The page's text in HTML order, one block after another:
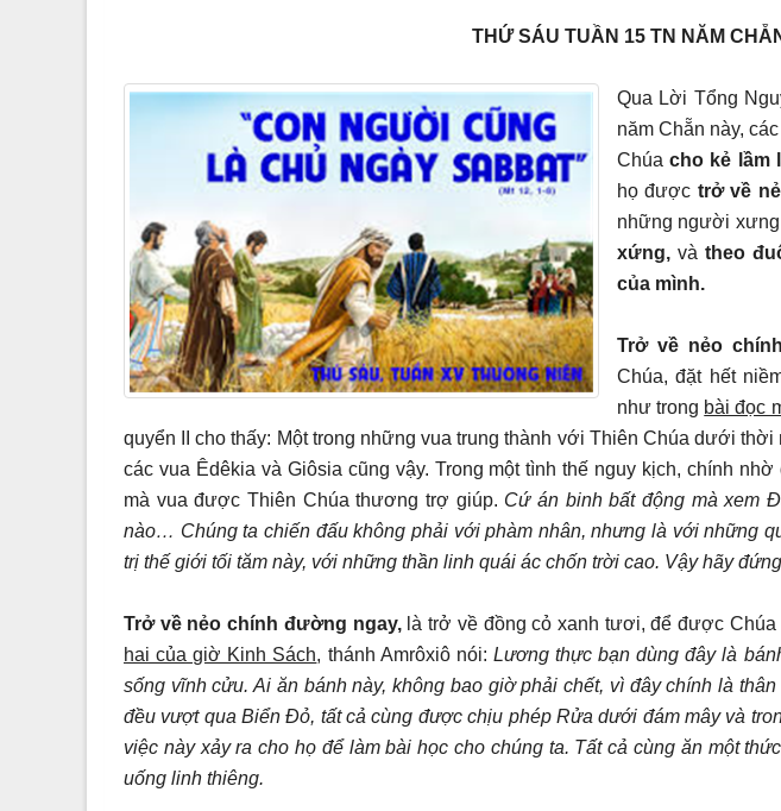
THỨ SÁU TUẦN 15 TN NĂM
Qua Lời Tổng
năm Chẵn này,
Chúacho kẻ lầm
họ được trở về
những người
xứng, vàtheo
của mình.
Trở về nẻo
Chúa, đặt hết
như trong bài đọc
quyển II cho thấy: Một trong những vua trung thành với Thiên Chúa dưới
các vua Êdêkia và Giôsia cũng vậy. Trong một tình thế nguy kịch, chính
mà vua được Thiên Chúa thương trợ giúp. Cứ án binh bất động mà xem
nào… Chúng ta chiến đấu không phải với phàm nhân, nhưng là với những
trị thế giới tối tăm này, với những thần linh quái ác chốn trời cao. Vậy hãy
Trở về nẻo chính đường ngay, là trở về đồng cỏ xanh tươi, để được
hai của giờ Kinh Sách, thánh Amrôxiô nói: Lương thực bạn dùng đây là
sống vĩnh cửu. Ai ăn bánh này, không bao giờ phải chết, vì đây chính là
đều vượt qua Biển Đỏ, tất cả cùng được chịu phép Rửa dưới đám mây và
việc này xảy ra cho họ để làm bài học cho chúng ta. Tất cả cùng ăn một
uống linh thiêng.